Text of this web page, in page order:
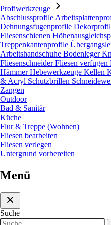
Profiwerkzeuge
Abschlussprofile
Dehnungsfugenprofile
Fliesenschienen
Treppenkantenprofile
Arbeitshandschuhe Bodenleger
FliesenschneiderFliesen verfugen
HämmerHebewerkzeuge Kellen
& Acryl Schutzbrillen
Zangen
Outdoor
Bad & Sanitär
Küche
Flur & Treppe (Wohnen)
Fliesen bearbeiten
Fliesen verlegen
Untergrund vorbereiten
Menü
Suche